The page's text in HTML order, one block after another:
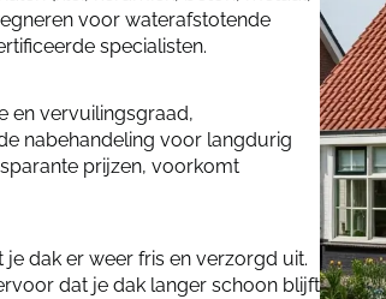
voor waterafstotende
specialisten.
en vervuilingsgraad,
nabehandeling voor langdurig
prijzen, voorkomt
je dak er weer fris en verzorgd uit.
dat je dak langer schoon blijft